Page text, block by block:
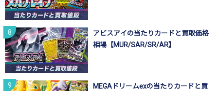
アビスアイの当たりカードと買取価格
相場【MUR/SAR/SR/AR】
MEGAドリームexの当たりカードと買